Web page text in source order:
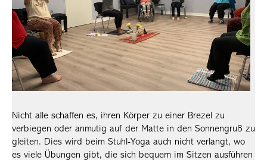
Nicht alle schaffen es, ihren Körper zu einer Brezel zu
verbiegen oder anmutig auf der Matte in den Sonnengruß zu
gleiten. Dies wird beim Stuhl-Yoga auch nicht verlangt, wo
es viele Übungen gibt, die sich bequem im Sitzen ausführen